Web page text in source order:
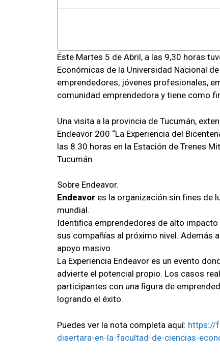
Éste Martes 5 de Abril, a las 9,30 horas
Económicas de la Universidad Nacional
emprendedores, jóvenes profesionales,
comunidad emprendedora y tiene como
Una visita a la provincia de Tucumán,
Endeavor 200 “La Experiencia del
las 8.30 horas en la Estación de Trenes
Tucumán.
Sobre Endeavor.
Endeavor es la organización sin fines de
mundial.
Identiﬁca emprendedores de alto
sus compañías al próximo nivel. Además
apoyo masivo.
La Experiencia Endeavor es un evento
advierte el potencial propio. Los casos
participantes con una ﬁgura de
logrando el éxito.
Puedes ver la nota completa aquí: https://
disertara-en-la-facultad-de-ciencias-